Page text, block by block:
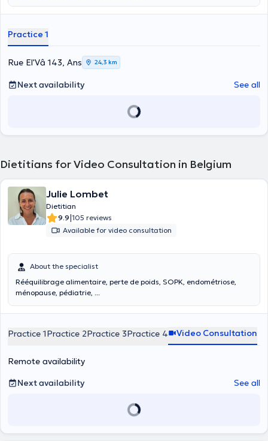
Practice 1
Rue El'Vâ 143, Ans 24,3 km
Next availability See all
Dietitians for Video Consultation in Belgium
Julie Lombet
Dietitian
9.9|105 reviews
Available for video consultation
About the specialist
Rééquilibrage alimentaire, perte de poids, SOPK, endométriose,
ménopause, pédiatrie, ...
Practice 1Practice 2Practice 3Practice 4 Video Consultation
Remote availability
Next availability
See all